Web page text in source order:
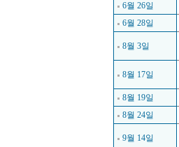
6월 26일
6월 28일
8월 3일
8월 17일
8월 19일
8월 24일
9월 14일